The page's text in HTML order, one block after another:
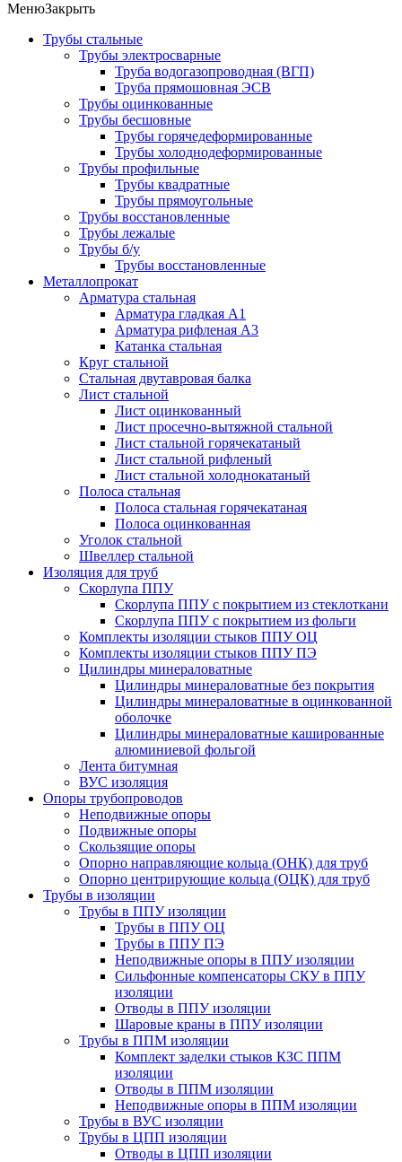
МенюЗакрыть
Трубы стальные
Трубы электросварные
Труба водогазопроводная (ВГП)
Труба прямошовная ЭСВ
Трубы оцинкованные
Трубы бесшовные
Трубы горячедеформированные
Трубы холоднодеформированные
Трубы профильные
Трубы квадратные
Трубы прямоугольные
Трубы восстановленные
Трубы лежалые
Трубы б/у
Трубы восстановленные
Металлопрокат
Арматура стальная
Арматура гладкая А1
Арматура рифленая А3
Катанка стальная
Круг стальной
Стальная двутавровая балка
Лист стальной
Лист оцинкованный
Лист просечно-вытяжной стальной
Лист стальной горячекатаный
Лист стальной рифленый
Лист стальной холоднокатаный
Полоса стальная
Полоса стальная горячекатаная
Полоса оцинкованная
Уголок стальной
Швеллер стальной
Изоляция для труб
Скорлупа ППУ
Скорлупа ППУ с покрытием из стеклоткани
Скорлупа ППУ с покрытием из фольги
Комплекты изоляции стыков ППУ ОЦ
Комплекты изоляции стыков ППУ ПЭ
Цилиндры минераловатные
Цилиндры минераловатные без покрытия
Цилиндры минераловатные в оцинкованной
оболочке
Цилиндры минераловатные кашированные
алюминиевой фольгой
Лента битумная
ВУС изоляция
Опоры трубопроводов
Неподвижные опоры
Подвижные опоры
Скользящие опоры
Опорно направляющие кольца (ОНК) для труб
Опорно центрирующие кольца (ОЦК) для труб
Трубы в изоляции
Трубы в ППУ изоляции
Трубы в ППУ ОЦ
Трубы в ППУ ПЭ
Неподвижные опоры в ППУ изоляции
Сильфонные компенсаторы СКУ в ППУ
изоляции
Отводы в ППУ изоляции
Шаровые краны в ППУ изоляции
Трубы в ППМ изоляции
Комплект заделки стыков КЗС ППМ
изоляции
Отводы в ППМ изоляции
Неподвижные опоры в ППМ изоляции
Трубы в ВУС изоляции
Трубы в ЦПП изоляции
Отводы в ЦПП изоляции